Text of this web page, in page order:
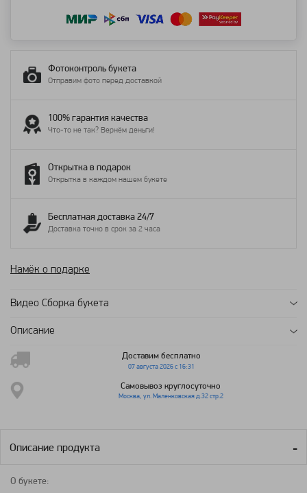
Фотоконтроль букета
Отправим фото перед доставкой
100% гарантия качества
Что-то не так? Вернём деньги!
Открытка в подарок
Открытка в каждом нашем букете
Бесплатная доставка 24/7
Доставка точно в срок за 2 часа
Намёк о подарке
Видео Сборка букета
Описание
Доставим бесплатно
07 августа 2026 с 16:31
Самовывоз круглосуточно
Москва, ул. Маленковская д.32 стр.2
Описание продукта
О букете: